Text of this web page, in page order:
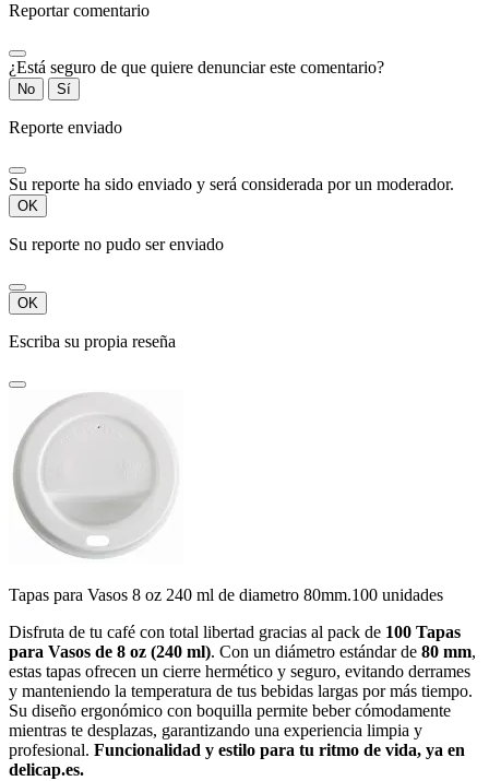
Reportar comentario
¿Está seguro de que quiere denunciar este comentario?
No Sí
Reporte enviado
Su reporte ha sido enviado y será considerada por un moderador.
OK
Su reporte no pudo ser enviado
OK
Escriba su propia reseña
Tapas para Vasos 8 oz 240 ml de diametro 80mm.100 unidades
Disfruta de tu café con total libertad gracias al pack de 100 Tapas
para Vasos de 8 oz (240 ml). Con un diámetro estándar de 80 mm,
estas tapas ofrecen un cierre hermético y seguro, evitando derrames
y manteniendo la temperatura de tus bebidas largas por más tiempo.
Su diseño ergonómico con boquilla permite beber cómodamente
mientras te desplazas, garantizando una experiencia limpia y
profesional. Funcionalidad y estilo para tu ritmo de vida, ya en
delicap.es.